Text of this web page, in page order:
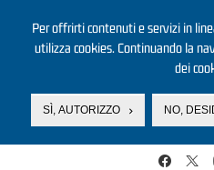
Per offrirti contenuti e servizi in
utilizza cookies. Continuando la
dei
SÌ, AUTORIZZO NO,